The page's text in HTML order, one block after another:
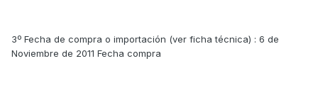
3º Fecha de compra o importación (ver ficha técnica) : 6 de
Noviembre de 2011 Fecha compra